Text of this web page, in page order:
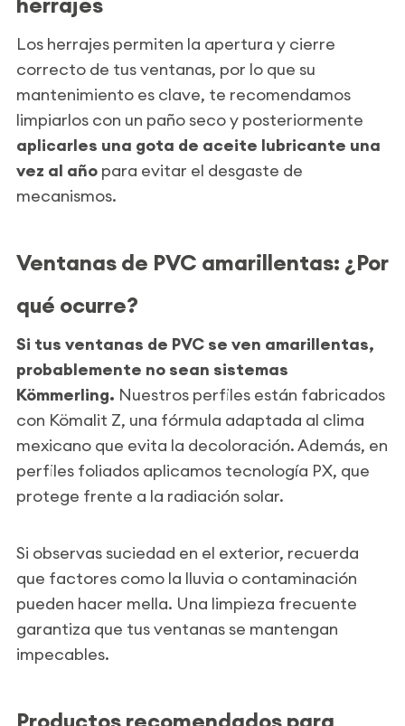
Los herrajes permiten la apertura y cierre
correcto de tus ventanas, por lo que su
mantenimiento es clave, te recomendamos
limpiarlos con un paño seco y posteriormente
aplicarles una gota de aceite lubricante una
vez al año para evitar el desgaste de
mecanismos.
Ventanas de PVC amarillentas: ¿Por
qué ocurre?
Si tus ventanas de PVC se ven amarillentas,
probablemente no sean sistemas
Kömmerling. Nuestros perfiles están fabricados
con Kömalit Z, una fórmula adaptada al clima
mexicano que evita la decoloración. Además, en
perfiles foliados aplicamos tecnología PX, que
protege frente a la radiación solar.
Si observas suciedad en el exterior, recuerda
que factores como la lluvia o contaminación
pueden hacer mella. Una limpieza frecuente
garantiza que tus ventanas se mantengan
impecables.